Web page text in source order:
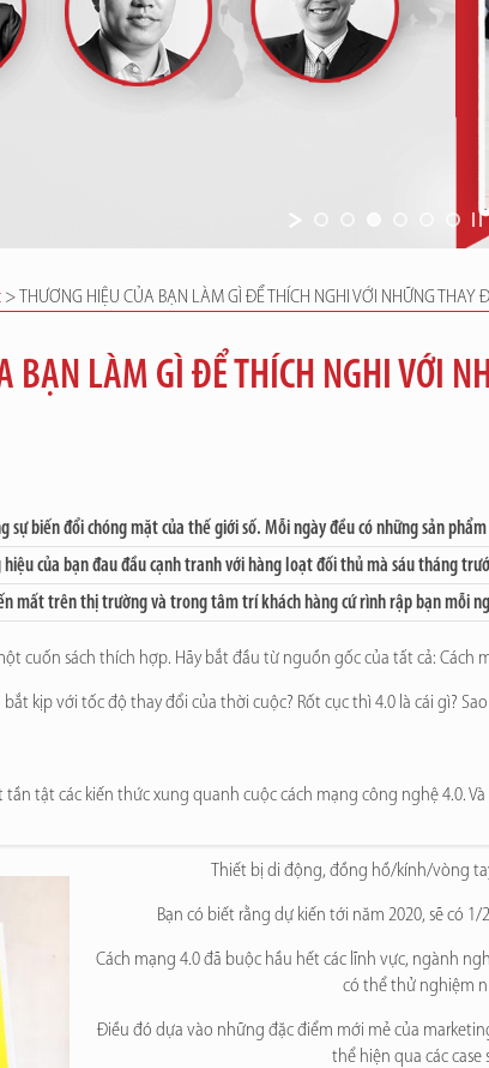
> THƯƠNG HIỆU CỦA BẠN LÀM GÌ ĐỂ THÍCH NGHI VỚI NHỮNG THAY
BẠN LÀM GÌ ĐỂ THÍCH NGHI VỚI
sự biến đổi chóng mặt của thế giới số. Mỗi ngày đều có những sản
của bạn đau đầu cạnh tranh với hàng loạt đối thủ mà sáu tháng
mất trên thị trường và trong tâm trí khách hàng cứ rình rập bạn mỗi
cuốn sách thích hợp. Hãy bắt đầu từ nguồn gốc của tất cả: Cách
bắt kịp với tốc độ thay đổi của thời cuộc? Rốt cục thì 4.0 là cái gì?
tật các kiến thức xung quanh cuộc cách mạng công nghệ 4.0.
Thiết bị di động, đồng hồ/kính/vòng
Bạn có biết rằng dự kiến tới năm 2020, sẽ có
Cách mạng 4.0 đã buộc hầu hết các lĩnh vực, ngành
có thể thử nghiệm
Điều đó dựa vào những đặc điểm mới mẻ của
thể hiện qua các